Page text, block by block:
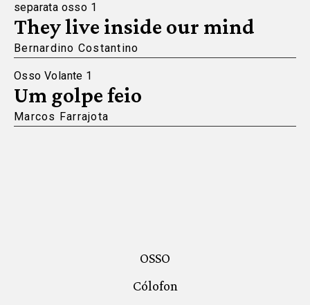
separata osso 1
They live inside our mind
Bernardino Costantino
Osso Volante 1
Um golpe feio
Marcos Farrajota
OSSO
Cólofon